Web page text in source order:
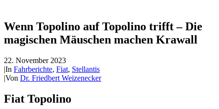
Wenn Topolino auf Topolino trifft – Die
magischen Mäuschen machen Krawall
22. November 2023
|In Fahrberichte, Fiat, Stellantis
|Von Dr. Friedbert Weizenecker
Fiat Topolino